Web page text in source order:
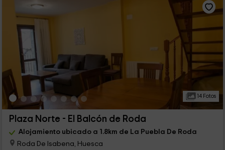
14 Fotos
Plaza Norte - El Balcón de Roda
Alojamiento ubicado a 1.8km de La Puebla De Roda
Roda De Isabena, Huesca